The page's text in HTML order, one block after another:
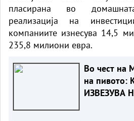
пласирана во
реализација на
компаниите изнесува 14,5
235,8 милиони евра.
Во чест на
на пивото:
ИЗВЕЗУВА